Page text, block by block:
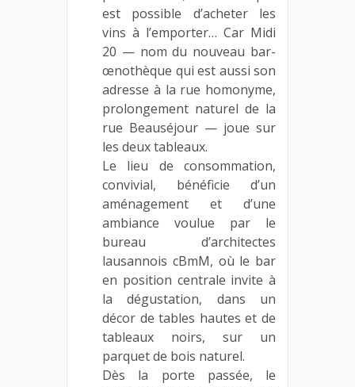
est possible d’acheter les
vins à l’emporter… Car Midi
20 — nom du nouveau bar-
œnothèque qui est aussi son
adresse à la rue homonyme,
prolongement naturel de la
rue Beauséjour — joue sur
les deux tableaux.
Le lieu de consommation,
convivial, bénéficie d’un
aménagement et d’une
ambiance voulue par le
bureau d’architectes
lausannois cBmM, où le bar
en position centrale invite à
la dégustation, dans un
décor de tables hautes et de
tableaux noirs, sur un
parquet de bois naturel.
Dès la porte passée, le